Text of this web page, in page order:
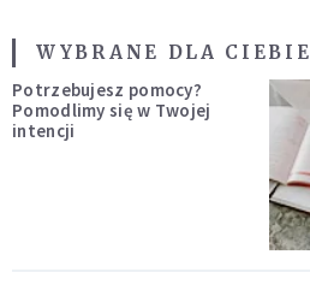
WYBRANE DLA CIEBIE
Potrzebujesz pomocy?
Pomodlimy się w Twojej
intencji